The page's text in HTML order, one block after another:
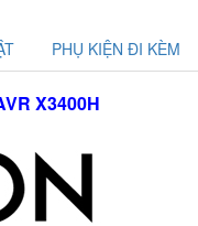
PHỤ KIỆN ĐI KÈM
X3400H